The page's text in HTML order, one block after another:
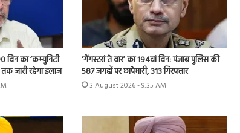
दिन का ‘कम्युनिटी
जारी रहेगा इलाज
‘गैंगस्टरां ते वार’ का 194वां दिन: पंजाब पुलिस की
587 जगहों पर छापेमारी, 313 गिरफ्तार
3 August 2026 - 9:35 AM